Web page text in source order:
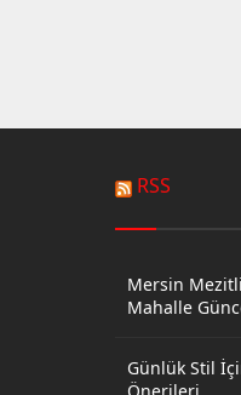
RSS
Mersin
Mahalle
Günlük Stil